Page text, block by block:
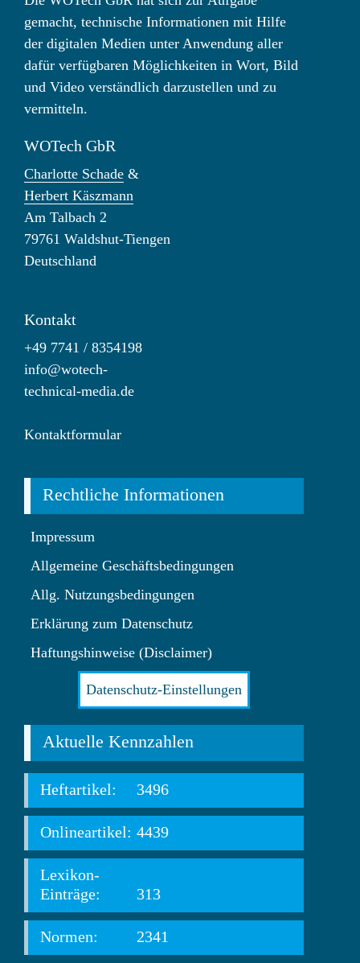
gemacht, technische Informationen mit Hilfe
der digitalen Medien unter Anwendung aller
dafür verfügbaren Möglichkeiten in Wort, Bild
und Video verständlich darzustellen und zu
vermitteln.
WOTech GbR
Charlotte Schade &
Herbert Käszmann
Am Talbach 2
79761 Waldshut-Tiengen
Deutschland
Kontakt
+49 7741 / 8354198
info@wotech-
technical-media.de
Kontaktformular
Rechtliche Informationen
Impressum
Allgemeine Geschäftsbedingungen
Allg. Nutzungsbedingungen
Erklärung zum Datenschutz
Haftungshinweise (Disclaimer)
Datenschutz-Einstellungen
Aktuelle Kennzahlen
Heftartikel: 3496
Onlineartikel: 4439
Lexikon-
Einträge:
313
Normen: 2341